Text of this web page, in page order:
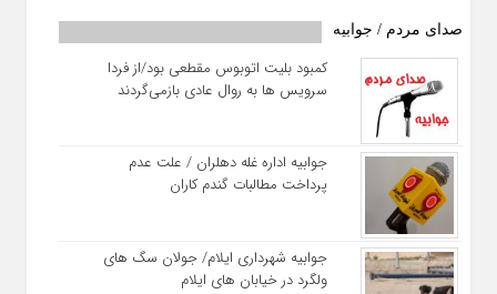
صدای مردم / جوابیه
کمبود بلیت اتوبوس مقطعی بود/از فردا
سرویس ها به روال عادی بازمی‌گردند
جوابیه اداره غله دهلران / علت عدم
پرداخت مطالبات گندم کاران
جوابیه شهرداری ایلام/ جولان سگ های
ولگرد در خیابان های ایلام